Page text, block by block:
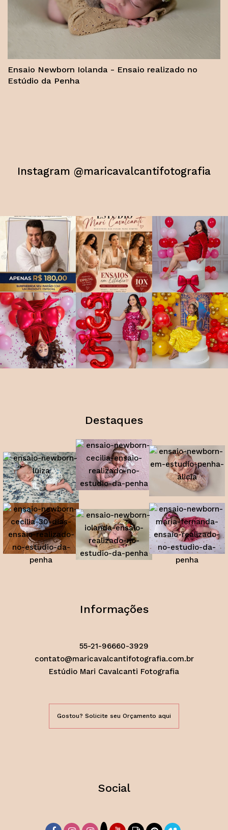
Ensaio Newborn Iolanda - Ensaio realizado no
Estúdio da Penha
Instagram @maricavalcantifotografia
Destaques
Informações
55-21-96660-3929
contato@maricavalcantifotografia.com.br
Estúdio Mari Cavalcanti Fotografia
Gostou? Solicite seu Orçamento aqui
Social